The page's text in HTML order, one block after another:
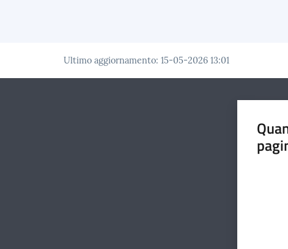
Ultimo aggiornamento: 15-05-2026 13:01